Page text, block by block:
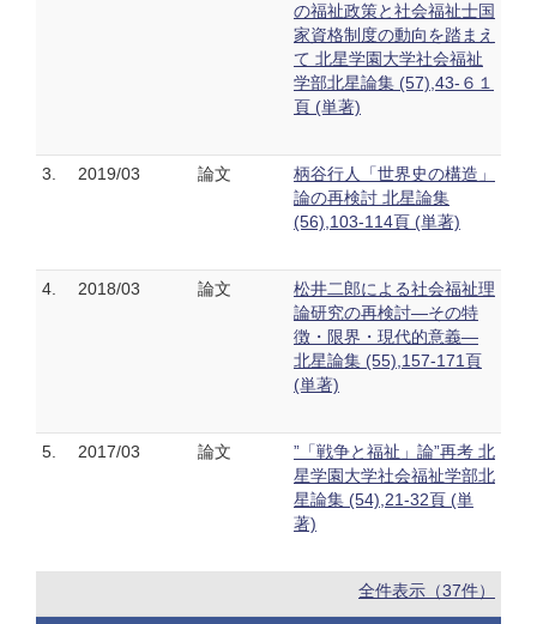
の福祉政策と社会福祉士国
家資格制度の動向を踏まえ
て 北星学園大学社会福祉
学部北星論集 (57),43-６１
頁 (単著)
3. 2019/03 論文
柄谷行人「世界史の構造」
論の再検討 北星論集
(56),103-114頁 (単著)
4. 2018/03 論文
松井二郎による社会福祉理
論研究の再検討―その特
徴・限界・現代的意義―
北星論集 (55),157-171頁
(単著)
5. 2017/03 論文
”「戦争と福祉」論”再考 北
星学園大学社会福祉学部北
星論集 (54),21-32頁 (単
著)
全件表示（37件）